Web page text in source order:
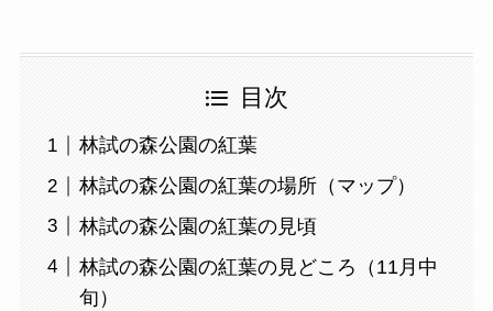
目次
林試の森公園の紅葉
林試の森公園の紅葉の場所（マップ）
林試の森公園の紅葉の見頃
林試の森公園の紅葉の見どころ（11月中
旬）